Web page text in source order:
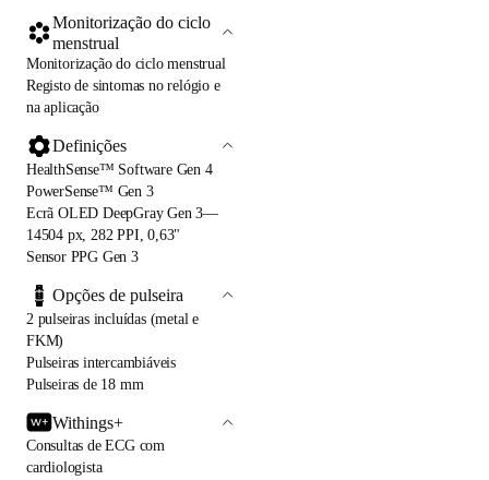
Monitorização do ciclo
menstrual
Monitorização do ciclo menstrual
Registo de sintomas no relógio e
na aplicação
Definições
HealthSense™ Software Gen 4
PowerSense™ Gen 3
Ecrã OLED DeepGray Gen 3—
14504 px, 282 PPI, 0,63"
Sensor PPG Gen 3
Opções de pulseira
2 pulseiras incluídas (metal e
FKM)
Pulseiras intercambiáveis
Pulseiras de 18 mm
Withings+
Consultas de ECG com
cardiologista